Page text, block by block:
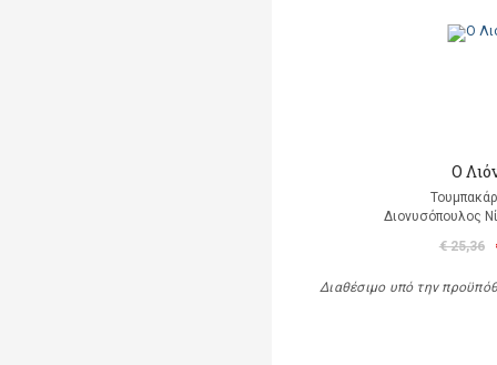
Ο
Διονυσόπουλος
€ 25,36
Διαθέσιμο υπό την